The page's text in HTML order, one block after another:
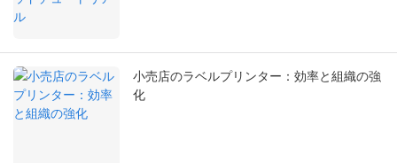
小売店のラベルプリンター：効率と組織の強
化